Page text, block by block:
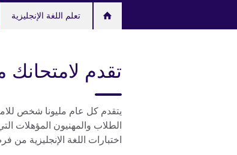
تعلم اللغة الإنجليزية
تقدم لامتحانك
يتقدم كل عام مليونا شخص
الطلاب والمهنيون المؤهلات
اختبارات اللغة الإنجليزية